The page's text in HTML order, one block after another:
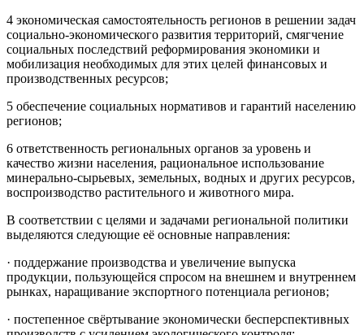
4 экономическая самостоятельность регионов в решении задач
социально-экономического развития территорий, смягчение
социальных последствий реформирования экономики и
мобилизация необходимых для этих целей финансовых и
производственных ресурсов;
5 обеспечение социальных нормативов и гарантий населению
регионов;
6 ответственность региональных органов за уровень и
качество жизни населения, рациональное использование
минерально-сырьевых, земельных, водных и других ресурсов,
воспроизводство растительного и животного мира.
В соответствии с целями и задачами региональной политики
выделяются следующие её основные направления:
· поддержание производства и увеличение выпуска
продукции, пользующейся спросом на внешнем и внутреннем
рынках, наращивание экспортного потенциала регионов;
· постепенное свёртывание экономически бесперспективных